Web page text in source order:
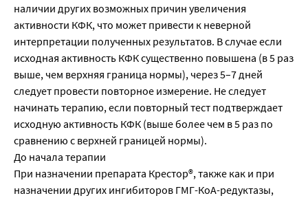
наличии других возможных причин увеличения
активности КФК, что может привести к неверной
интерпретации полученных результатов. В случае если
исходная активность КФК существенно повышена (в 5 раз
выше, чем верхняя граница нормы), через 5–7 дней
следует провести повторное измерение. Не следует
начинать терапию, если повторный тест подтверждает
исходную активность КФК (выше более чем в 5 раз по
сравнению с верхней границей нормы).
До начала терапии
При назначении препарата Крестор®, также как и при
назначении других ингибиторов ГМГ-КоА-редуктазы,